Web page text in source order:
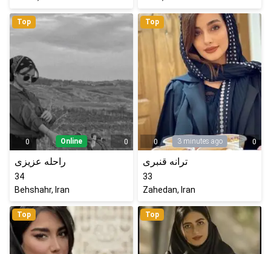
Top
0 Online 0
راحله عزیزی
34
Behshahr, Iran
Top
0 3 minutes ago 0
ترانه قنبری
33
Zahedan, Iran
Top Top